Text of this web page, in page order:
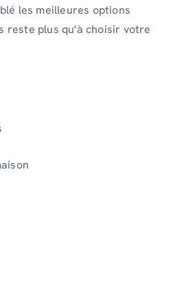
les meilleures options
reste plus qu'à choisir votre